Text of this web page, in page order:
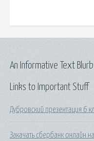
Links to Important Stuff
Дубровский презентация 6
Закачать сбербанк онлайн
An Informative Text Blurb